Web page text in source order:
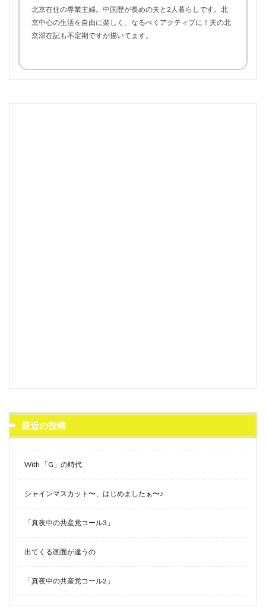
北京在住の専業主婦。中国歴が長めの夫と2人暮らしです。北
京中心の生活を自由に楽しく、なるべくアクティブに！夫の北
京滞在記も不定期ですが描いてます。
最近の投稿
With 「G」の時代
シャインマスカット〜、はじめましたぁ〜♪
「真夜中の共産党コール3」
出てくる画面が違うの
「真夜中の共産党コール2」